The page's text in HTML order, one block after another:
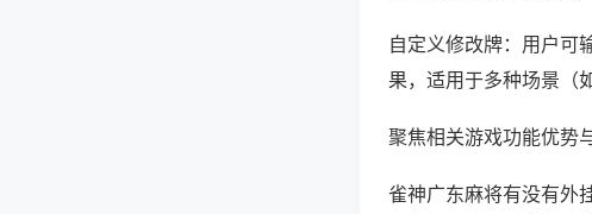
自定义修改牌：用户可
果，适用于多种场景（
聚焦相关游戏功能优势
雀神广东麻将有没有外